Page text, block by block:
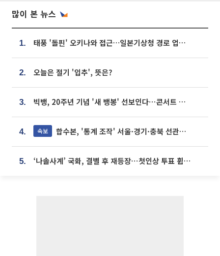
많이 본 뉴스
1. 태풍 '돌핀' 오키나와 접근…일본기상청 경로 업데이트
2. 오늘은 절기 '입추', 뜻은?
3. 빅뱅, 20주년 기념 '새 뱅봉' 선보인다⋯콘서트 앞두고 팝업 개최
4. 속보 합수본, '통계 조작' 서울·경기·충북 선관위 등 추가 압수수색
5. ‘나솔사계’ 국화, 결별 후 재등장⋯첫인상 투표 휩쓸고 ‘인기녀’ 등극